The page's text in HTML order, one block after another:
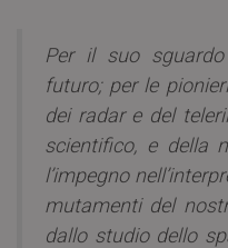
Per il suo
futuro; per le
dei radar e del
scientifico, e della
l’impegno
mutamenti del
dallo studio dello